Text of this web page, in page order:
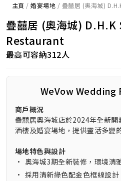
主頁 /婚宴場地 / 疊囍居 (奧海城)
疊囍居 (奧海城)
Restaurant
最高可容納312人
WeVow Wedding
商戶概況
疊囍居奧海城店於2024年全新
酒樓及婚宴場地，提供靈活多變
場地特色與設計
• 奧海城3期全新裝修，環境清
• 採用清新綠色配金色框線設